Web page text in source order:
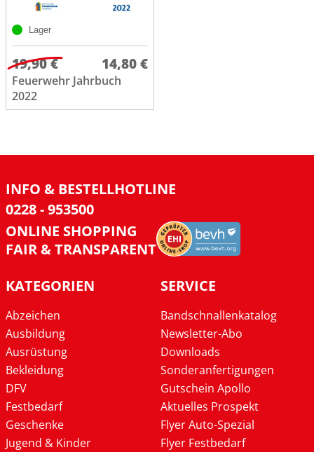
Lager
19,90 € 14,80 €
Feuerwehr Jahrbuch
2022
INFO & BESTELLHOTLINE
0228 - 953500
ONLINE SHOPPING
FAIR & TRANSPARENT
KATEGORIEN
Abzeichen
Ausbildung
Ausrüstung
Bekleidung
DFV
Festbedarf
Geschenke
Jugend & Kinder
SERVICE
Bandschnallenkatalog
Newsletter-Abo
Downloads
Sonderanfertigungen
Gutschein Apollo
Aktuelles Prospekt
Flyer Auto-Spezial
Flyer Festbedarf